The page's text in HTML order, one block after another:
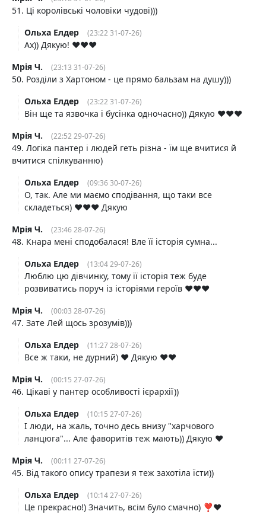
51. Ці королівські чоловіки чудові)))
Ольха Елдер
(23:22 31-07-26)
Ах)) Дякую! ❤️❤️❤️
Мрія Ч.
(23:13 31-07-26)
50. Розділи з Хартоном - це прямо бальзам на душу)))
Ольха Елдер
(23:22 31-07-26)
Він ще та язвочка і бусінка одночасно)) Дякую ❤️❤️❤️
Мрія Ч.
(22:52 29-07-26)
49. Логіка пантер і людей геть різна - їм ще вчитися й
вчитися спілкуванню)
Ольха Елдер
(09:36 30-07-26)
О, так. Але ми маємо сподівання, що таки все
складеться) ❤️❤️❤️ Дякую
Мрія Ч.
(23:46 28-07-26)
48. Кнара мені сподобалася! Вле її історія сумна...
Ольха Елдер
(13:04 29-07-26)
Люблю цю дівчинку, тому її історія теж буде
розвиватись поруч із історіями героїв ❤️❤️❤️
Мрія Ч.
(00:03 28-07-26)
47. Зате Лей щось зрозумів)))
Ольха Елдер
(11:27 28-07-26)
Все ж таки, не дурний) ❤️ Дякую ❤️❤️
Мрія Ч.
(00:15 27-07-26)
46. Цікаві у пантер особливості ієрархії))
Ольха Елдер
(10:15 27-07-26)
І люди, на жаль, точно десь внизу "харчового
ланцюга"... Але фаворитів теж мають)) Дякую ❤️
Мрія Ч.
(00:11 27-07-26)
45. Від такого опису трапези я теж захотіла їсти))
Ольха Елдер
(10:14 27-07-26)
Це прекрасно!) Значить, всім було смачно) ❣️♥️